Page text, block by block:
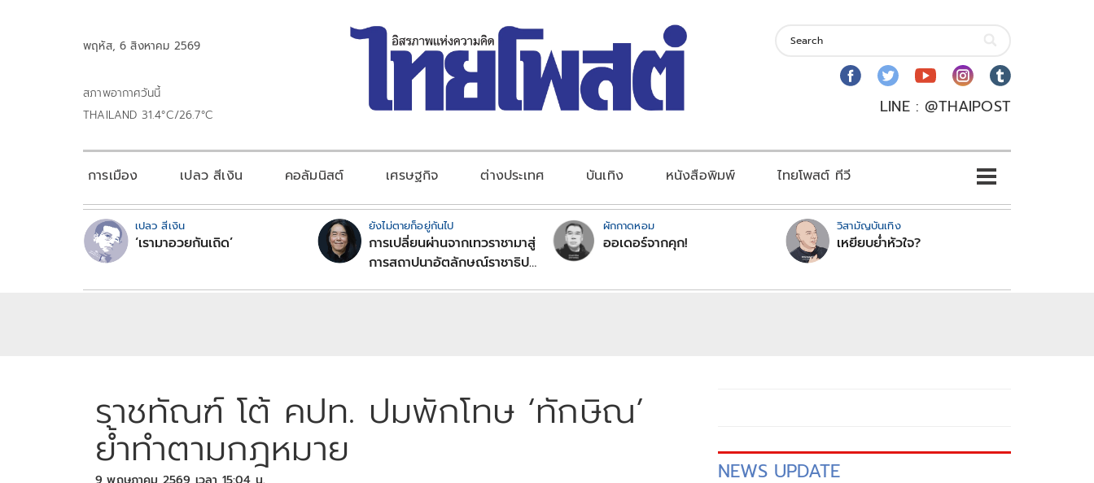
พฤหัส, 6 สิงหาคม 2569
สภาพอากาศวันนี้
THAILAND 31.4°C/26.7°C
LINE : @THAIPOST
การเมือง เปลว สีเงิน คอลัมนิสต์ เศรษฐกิจ ต่างประเทศ บันเทิง หนังสือพิมพ์ ไทยโพสต์ ทีวี
เปลว สีเงิน
‘เรามาอวยกันเถิด’
ยังไม่ตายก็อยู่กันไป
การเปลี่ยนผ่านจากเทวราชามาสู่
การสถาปนาอัตลักษณ์ราชาธิป
ผักกาดหอม
ออเดอร์จากคุก!
วิสามัญบันเทิง
เหยียบย่ำหัวใจ?
ราชทัณฑ์ โต้ คปท. ปมพักโทษ ‘ทักษิณ’
ย้ำทำตามกฎหมาย NEWS UPDATE